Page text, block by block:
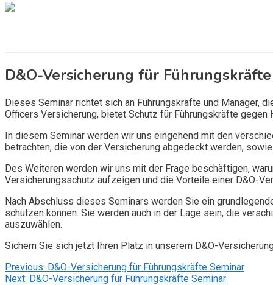
D&O-Versicherung für
Dieses Seminar richtet sich an Führungskräfte und Manager,
Officers Versicherung, bietet Schutz für Führungskräfte
In diesem Seminar werden wir uns eingehend mit den
betrachten, die von der Versicherung abgedeckt werden,
Des Weiteren werden wir uns mit der Frage beschäftigen,
Versicherungsschutz aufzeigen und die Vorteile einer D&O-
Nach Abschluss dieses Seminars werden Sie ein
schützen können. Sie werden auch in der Lage sein, die
auszuwählen.
Sichern Sie sich jetzt Ihren Platz in unserem D&O-
Beitragsnavigation
Previous: D&O-Versicherung für Führungskräfte Seminar
Next: D&O-Versicherung für Führungskräfte Seminar